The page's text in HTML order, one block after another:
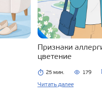
Признаки
цветение
25 мин. 179
Читать далее